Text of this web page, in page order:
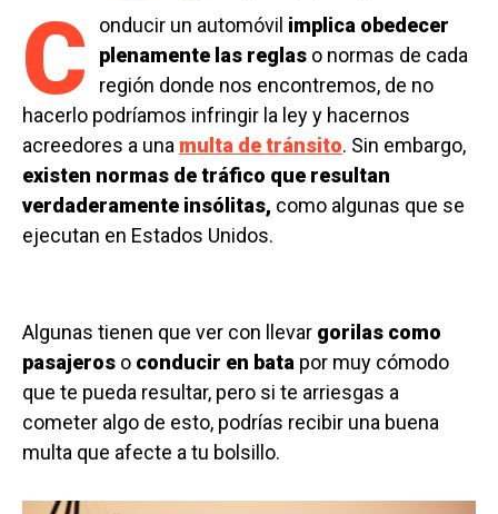
C onducir un automóvil implica obedecer
plenamente las reglas o normas de cada
región donde nos encontremos, de no
hacerlo podríamos infringir la ley y hacernos
acreedores a una multa de tránsito. Sin embargo,
existen normas de tráfico que resultan
verdaderamente insólitas, como algunas que se
ejecutan en Estados Unidos.
Algunas tienen que ver con llevar gorilas como
pasajeros o conducir en bata por muy cómodo
que te pueda resultar, pero si te arriesgas a
cometer algo de esto, podrías recibir una buena
multa que afecte a tu bolsillo.